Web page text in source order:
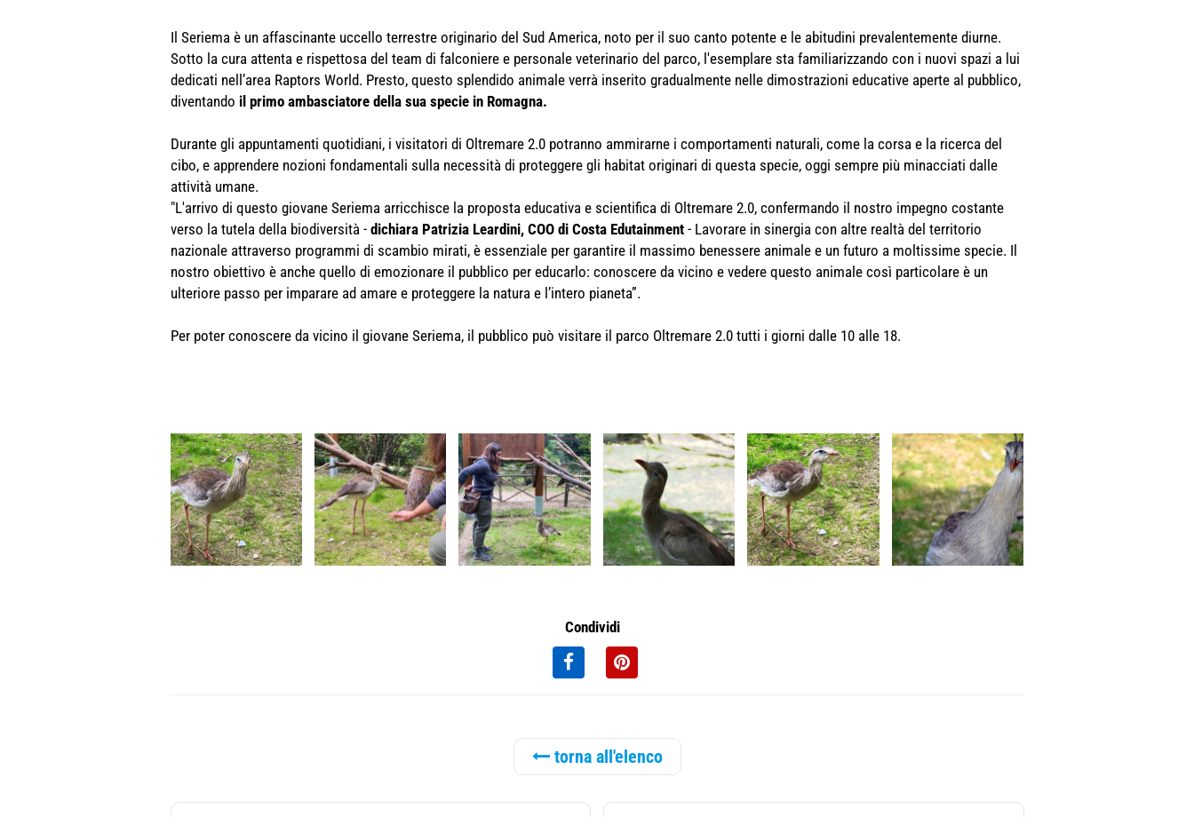
Il Seriema è un affascinante uccello terrestre originario del Sud America, noto per il suo canto potente e le abitudini prevalentemente diurne.
Sotto la cura attenta e rispettosa del team di falconiere e personale veterinario del parco, l'esemplare sta familiarizzando con i nuovi spazi a lui
dedicati nell’area Raptors World. Presto, questo splendido animale verrà inserito gradualmente nelle dimostrazioni educative aperte al pubblico,
diventando il primo ambasciatore della sua specie in Romagna.
Durante gli appuntamenti quotidiani, i visitatori di Oltremare 2.0 potranno ammirarne i comportamenti naturali, come la corsa e la ricerca del
cibo, e apprendere nozioni fondamentali sulla necessità di proteggere gli habitat originari di questa specie, oggi sempre più minacciati dalle
attività umane.
"L'arrivo di questo giovane Seriema arricchisce la proposta educativa e scientifica di Oltremare 2.0, confermando il nostro impegno costante
verso la tutela della biodiversità - dichiara Patrizia Leardini, COO di Costa Edutainment- Lavorare in sinergia con altre realtà del territorio
nazionale attraverso programmi di scambio mirati, è essenziale per garantire il massimo benessere animale e un futuro a moltissime specie. Il
nostro obiettivo è anche quello di emozionare il pubblico per educarlo: conoscere da vicino e vedere questo animale così particolare è un
ulteriore passo per imparare ad amare e proteggere la natura e l’intero pianeta”.
Per poter conoscere da vicino il giovane Seriema, il pubblico può visitare il parco Oltremare 2.0 tutti i giorni dalle 10 alle 18.
Condividi
torna all'elenco